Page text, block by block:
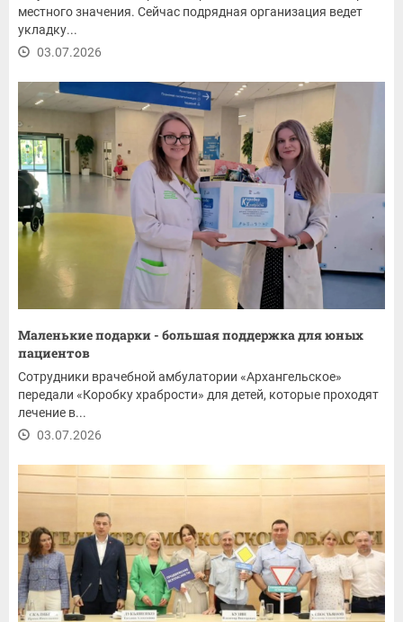
местного значения. Сейчас подрядная организация ведет
укладку...
03.07.2026
Маленькие подарки - большая поддержка для юных
пациентов
Сотрудники врачебной амбулатории «Архангельское»
передали «Коробку храбрости» для детей, которые проходят
лечение в...
03.07.2026